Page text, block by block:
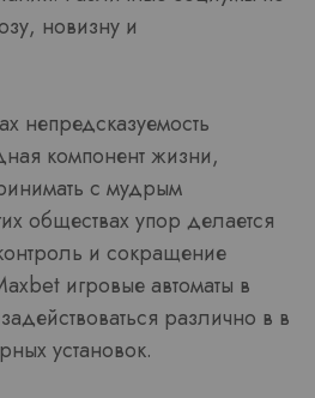
новизну и
непредсказуемость
компонент жизни,
с мудрым
обществах упор делается
и сокращение
игровые автоматы в
различно в в
установок.